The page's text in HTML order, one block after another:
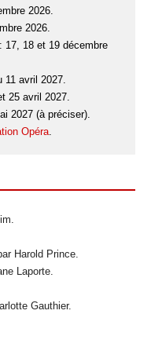
2026.
2026.
17, 18 et 19 décembre
11 avril 2027.
25 avril 2027.
2027 (à préciser).
Opéra.
Harold Prince.
Laporte.
Gauthier.